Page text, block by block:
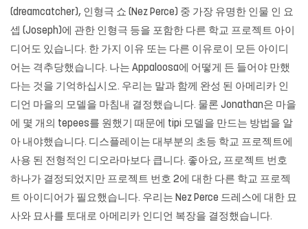
(dreamcatcher), 인형극 쇼 (Nez Perce) 중 가장 유명한 인물 인 요
셉 (Joseph)에 관한 인형극 등을 포함한 다른 학교 프로젝트 아이
디어도 있습니다. 한 가지 이유 또는 다른 이유로이 모든 아이디
어는 격추당했습니다. 나는 Appaloosa에 어떻게 든 들어야 만했
다는 것을 기억하십시오. 우리는 말과 함께 완성 된 아메리카 인
디언 마을의 모델을 마침내 결정했습니다. 물론 Jonathan은 마을
에 몇 개의 tepees를 원했기 때문에 tipi 모델을 만드는 방법을 알
아 내야했습니다. 디스플레이는 대부분의 초등 학교 프로젝트에
사용 된 전형적인 디오라마보다 큽니다. 좋아요, 프로젝트 번호
하나가 결정되었지만 프로젝트 번호 2에 대한 다른 학교 프로젝
트 아이디어가 필요했습니다. 우리는 Nez Perce 드레스에 대한 묘
사와 묘사를 토대로 아메리카 인디언 복장을 결정했습니다.